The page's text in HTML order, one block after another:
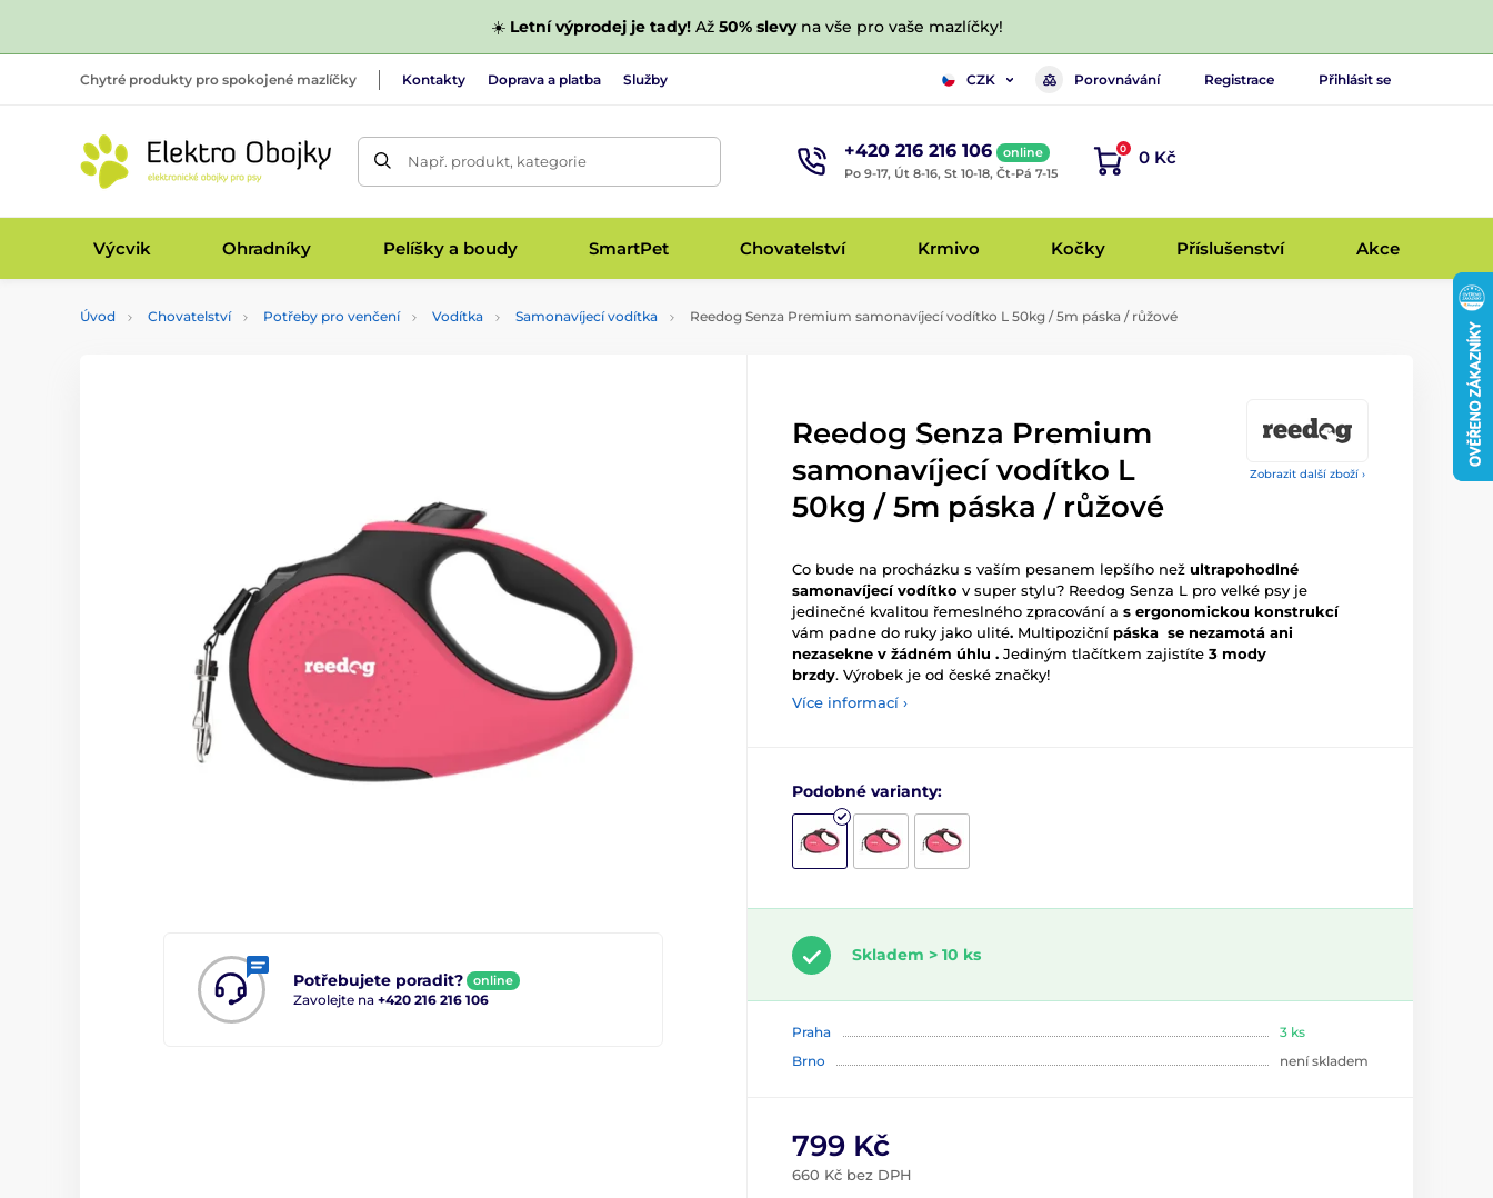
☀️ Letní výprodej je tady!Až 50% slevyna vše pro vaše mazlíčky!
Chytré produkty pro spokojené mazlíčky Kontakty Doprava a platba Služby CZK Porovnávání Registrace Přihlásit se
Např. produkt, kategorie +420 216 216 106
online
Po 9-17, Út 8-16, St 10-18, Čt-Pá 7-15
0 0 Kč
Výcvik Ohradníky Pelíšky a boudy SmartPet Chovatelství Krmivo Kočky Příslušenství Akce
Úvod Chovatelství Potřeby pro venčení Vodítka Samonavíjecí vodítka Reedog Senza Premium samonavíjecí vodítko L 50kg / 5m páska / růžové
Zobrazit další zboží ›
Potřebujete poradit? online
Zavolejte na +420 216 216 106
Reedog Senza Premium
samonavíjecí vodítko L
50kg / 5m páska / růžové
Co bude na procházku s vaším pesanem lepšího než ultrapohodlné
samonavíjecí vodítko v super stylu? Reedog Senza L pro velké psy je
jedinečné kvalitou řemeslného zpracování a s ergonomickou konstrukcí
vám padne do ruky jako ulité. Multipoziční páska se nezamotá ani
nezasekne v žádném úhlu . Jediným tlačítkem zajistíte 3 mody
brzdy. Výrobek je od české značky!
Více informací ›
Podobné varianty:
Skladem > 10 ks
Praha
3 ks
Brno
není skladem
799 Kč
660 Kč bez DPH